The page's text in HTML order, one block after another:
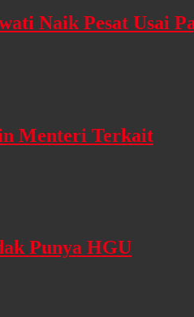
Naik Pesat Usai
Menteri Terkait
Punya HGU